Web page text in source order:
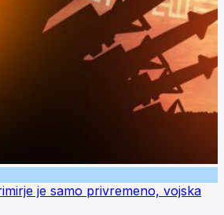
je samo privremeno, vojska